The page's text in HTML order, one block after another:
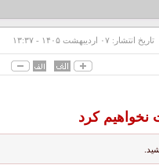
تاریخ انتشار: ۰۷ ارديبهشت ۱۴۰۵ - ۱۳:۳۷
نخواهیم کرد